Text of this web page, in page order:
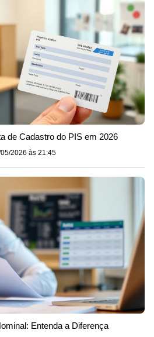
de Cadastro do PIS em 2026
2026 às 21:45
Entenda a Diferença